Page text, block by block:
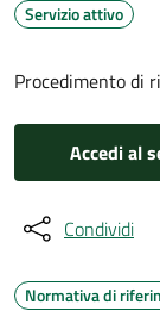
Servizio attivo
Procedimento di
Accedi al
Condividi
Normativa di